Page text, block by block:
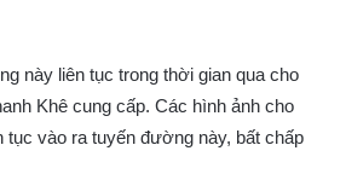
này liên tục trong thời gian qua cho
Khê cung cấp. Các hình ảnh cho
tục vào ra tuyến đường này, bất chấp